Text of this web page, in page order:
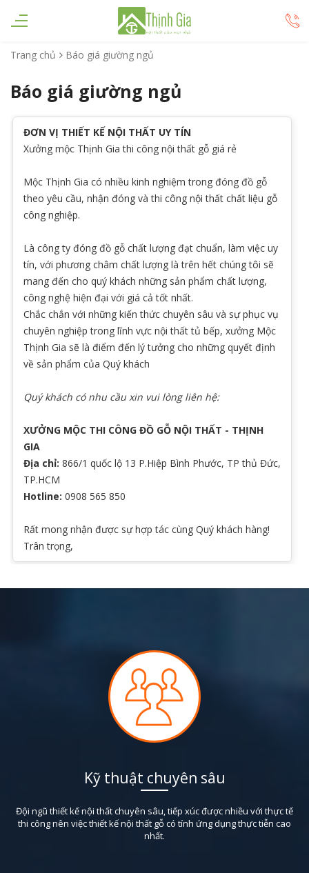
Trang chủ Báo giá giường ngủ
Báo giá giường ngủ
ĐƠN VỊ THIẾT KẾ NỘI THẤT UY TÍN
Xưởng mộc Thịnh Gia thi công nội thất gỗ giá rẻ
Mộc Thịnh Gia có nhiều kinh nghiệm trong đóng đồ gỗ
theo yêu cầu, nhận đóng và thi công nội thất chất liệu gỗ
công nghiệp.
Là công ty đóng đồ gỗ chất lượng đạt chuẩn, làm việc uy
tín, với phương châm chất lượng là trên hết chúng tôi sẽ
mang đến cho quý khách những sản phẩm chất lượng,
công nghệ hiện đại với giá cả tốt nhất.
Chắc chắn với những kiến thức chuyên sâu và sự phục vụ
chuyên nghiệp trong lĩnh vực nội thất tủ bếp, xưởng Mộc
Thịnh Gia sẽ là điểm đến lý tưởng cho những quyết định
về sản phẩm của Quý khách
Quý khách có nhu cầu xin vui lòng liên hệ:
XƯỞNG MỘC THI CÔNG ĐỒ GỖ NỘI THẤT - THỊNH
GIA
Địa chỉ: 866/1 quốc lộ 13 P.Hiệp Bình Phước, TP thủ Đức,
TP.HCM
Hotline: 0908 565 850
Rất mong nhận được sự hợp tác cùng Quý khách hàng!
Trân trọng,
Kỹ thuật chuyên sâu
Đội ngũ thiết kế nội thất chuyên sâu, tiếp xúc được nhiều với thực tế
thi công nên việc thiết kế nội thất gỗ có tính ứng dụng thực tiễn cao
nhất.